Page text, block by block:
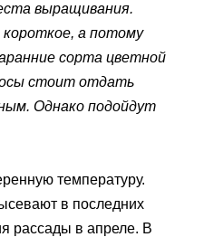
выращивания.
а потому
сорта цветной
стоит отдать
Однако подойдут
температуру.
в последних
рассады в апреле. В